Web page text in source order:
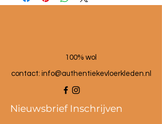
100% wol
contact: info@authentiekevloerkleden.nl
Nieuwsbrief Inschrijven